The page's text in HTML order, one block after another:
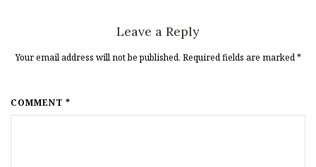
Leave a Reply
Your email address will not be published. Required fields are marked*
COMMENT *